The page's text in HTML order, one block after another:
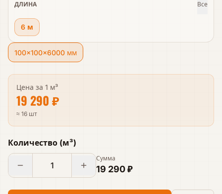
ДЛИНА Все
6 м
100×100×6000 мм
Цена за 1 м³
19 290 ₽
≈ 16 шт
Количество (м³)
Сумма
19 290 ₽